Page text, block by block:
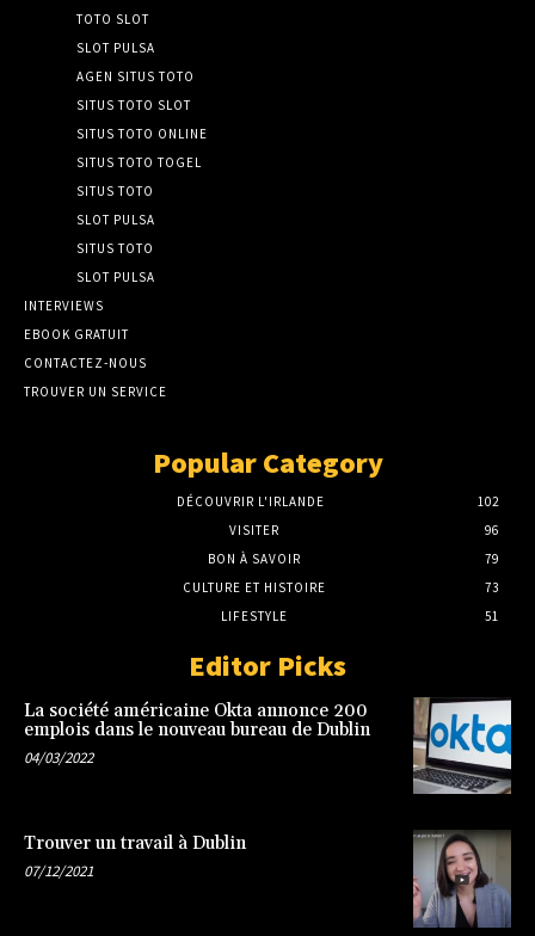
TOTO SLOT
SLOT PULSA
AGEN SITUS TOTO
SITUS TOTO SLOT
SITUS TOTO ONLINE
SITUS TOTO TOGEL
SITUS TOTO
SLOT PULSA
SITUS TOTO
SLOT PULSA
INTERVIEWS
EBOOK GRATUIT
CONTACTEZ-NOUS
TROUVER UN SERVICE
Popular Category
DÉCOUVRIR L'IRLANDE
102
VISITER
96
BON À SAVOIR
79
CULTURE ET HISTOIRE
73
LIFESTYLE
51
Editor Picks
La société américaine Okta annonce 200
emplois dans le nouveau bureau de Dublin
04/03/2022
Trouver un travail à Dublin
07/12/2021